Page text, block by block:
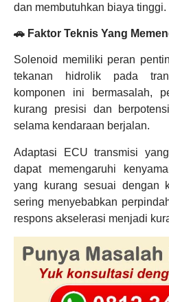
dan membutuhkan biaya tinggi.
🚗 Faktor Teknis Yang
Solenoid memiliki peran
tekanan hidrolik pada
komponen ini bermasalah,
kurang presisi dan
selama kendaraan berjalan.
Adaptasi ECU transmisi
dapat memengaruhi
yang kurang sesuai dengan
sering menyebabkan
respons akselerasi menjadi